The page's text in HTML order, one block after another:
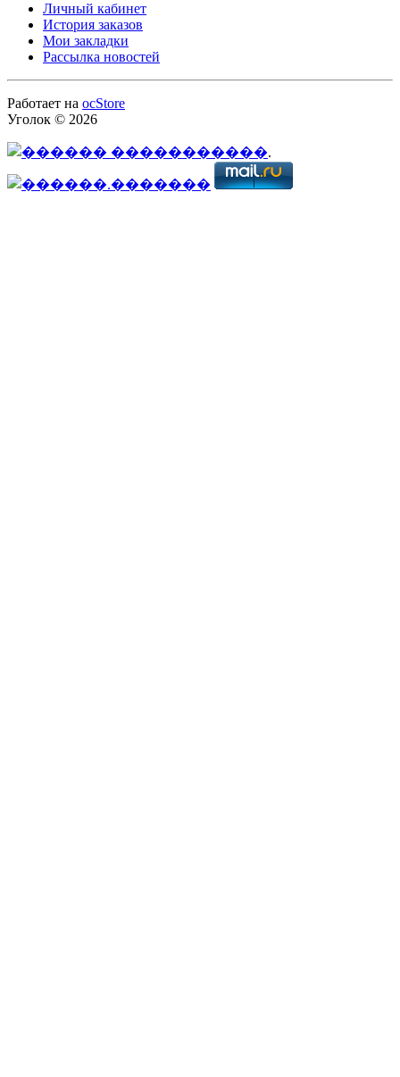
Личный кабинет
История заказов
Мои закладки
Рассылка новостей
Работает на ocStore
Уголок © 2026
.